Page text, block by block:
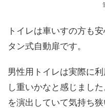
トイレは車いすの方も
タン式自動扉です。
男性用トイレは実際に
し重いかなと感じまし
を演出していて気持ち